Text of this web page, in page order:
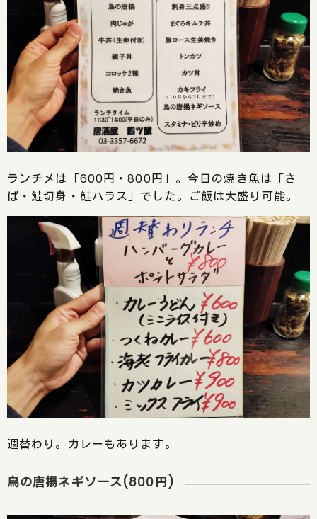
ランチメは「600円・800円」。今日の焼き魚は「さ
ば・鮭切身・鮭ハラス」でした。ご飯は大盛り可能。
週替わり。カレーもあります。
鳥の唐揚ネギソース(800円)